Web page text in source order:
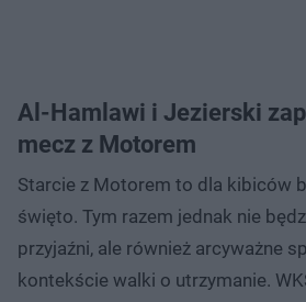
Al-Hamlawi i Jezierski
mecz z Motorem
Starcie z Motorem to dla kibiców
święto. Tym razem jednak nie
przyjaźni, ale również arcyważne
kontekście walki o utrzymanie.